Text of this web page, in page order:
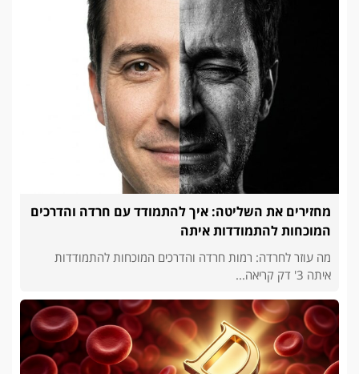
מחזירים את השליטה: איך להתמודד עם חרדה והדרכים
המוכחות להתמודדות איתה
מה עוזר לחרדה: רמות חרדה והדרכים המוכחות להתמודדות
איתה 3' דק קריאה...